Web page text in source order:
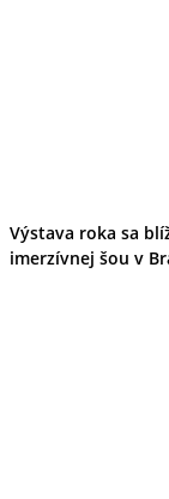
Výstava roka sa
imerzívnej šou v